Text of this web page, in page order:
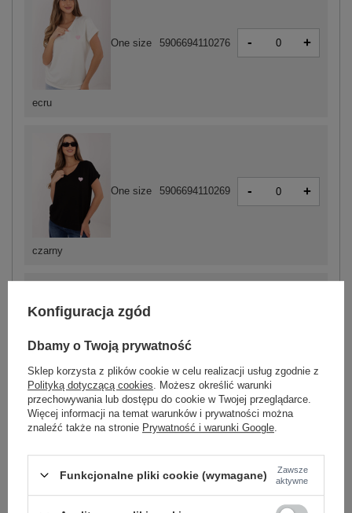
czarny
One size 5906694110269 - +
ecru
One size 5906694110276 - +
jasny różowy
One size 5906694110290
ZALOGUJ SIĘ I ZOBACZ CENĘ
Konfiguracja zgód
Dbamy o Twoją prywatność
Sklep korzysta z plików cookie w celu realizacji usług zgodnie z
Polityką dotyczącą cookies . Możesz określić warunki
przechowywania lub dostępu do cookie w Twojej przeglądarce.
Więcej informacji na temat warunków i prywatności można
znaleźć także na stronie Prywatność i warunki Google
Funkcjonalne pliki cookie (wymagane)
Zawsze
aktywne